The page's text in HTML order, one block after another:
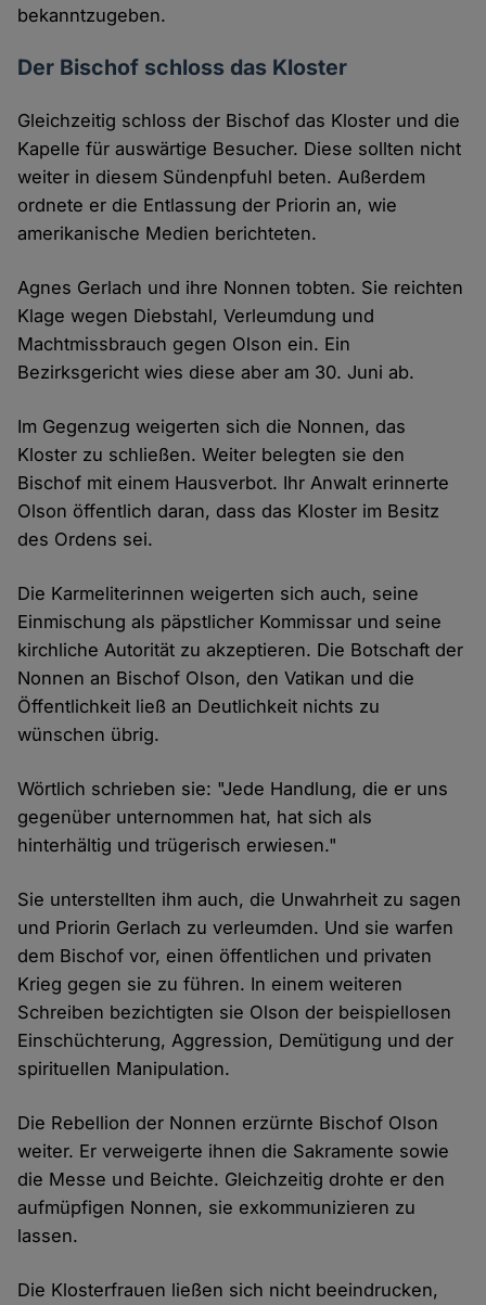
bekanntzugeben.
Der Bischof schloss das Kloster
Gleichzeitig schloss der Bischof das Kloster und die
Kapelle für auswärtige Besucher. Diese sollten nicht
weiter in diesem Sündenpfuhl beten. Außerdem
ordnete er die Entlassung der Priorin an, wie
amerikanische Medien berichteten.
Agnes Gerlach und ihre Nonnen tobten. Sie reichten
Klage wegen Diebstahl, Verleumdung und
Machtmissbrauch gegen Olson ein. Ein
Bezirksgericht wies diese aber am 30. Juni ab.
Im Gegenzug weigerten sich die Nonnen, das
Kloster zu schließen. Weiter belegten sie den
Bischof mit einem Hausverbot. Ihr Anwalt erinnerte
Olson öffentlich daran, dass das Kloster im Besitz
des Ordens sei.
Die Karmeliterinnen weigerten sich auch, seine
Einmischung als päpstlicher Kommissar und seine
kirchliche Autorität zu akzeptieren. Die Botschaft der
Nonnen an Bischof Olson, den Vatikan und die
Öffentlichkeit ließ an Deutlichkeit nichts zu
wünschen übrig.
Wörtlich schrieben sie: "Jede Handlung, die er uns
gegenüber unternommen hat, hat sich als
hinterhältig und trügerisch erwiesen."
Sie unterstellten ihm auch, die Unwahrheit zu sagen
und Priorin Gerlach zu verleumden. Und sie warfen
dem Bischof vor, einen öffentlichen und privaten
Krieg gegen sie zu führen. In einem weiteren
Schreiben bezichtigten sie Olson der beispiellosen
Einschüchterung, Aggression, Demütigung und der
spirituellen Manipulation.
Die Rebellion der Nonnen erzürnte Bischof Olson
weiter. Er verweigerte ihnen die Sakramente sowie
die Messe und Beichte. Gleichzeitig drohte er den
aufmüpfigen Nonnen, sie exkommunizieren zu
lassen.
Die Klosterfrauen ließen sich nicht beeindrucken,